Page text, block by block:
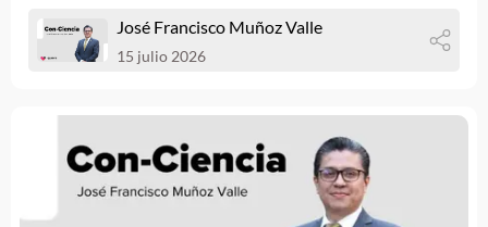
José Francisco Muñoz Valle
15 julio 2026